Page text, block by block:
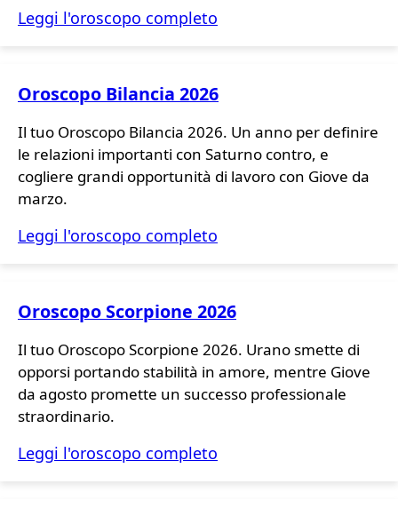
Leggi l'oroscopo completo
Oroscopo Bilancia 2026
Il tuo Oroscopo Bilancia 2026. Un anno per definire
le relazioni importanti con Saturno contro, e
cogliere grandi opportunità di lavoro con Giove da
marzo.
Leggi l'oroscopo completo
Oroscopo Scorpione 2026
Il tuo Oroscopo Scorpione 2026. Urano smette di
opporsi portando stabilità in amore, mentre Giove
da agosto promette un successo professionale
straordinario.
Leggi l'oroscopo completo